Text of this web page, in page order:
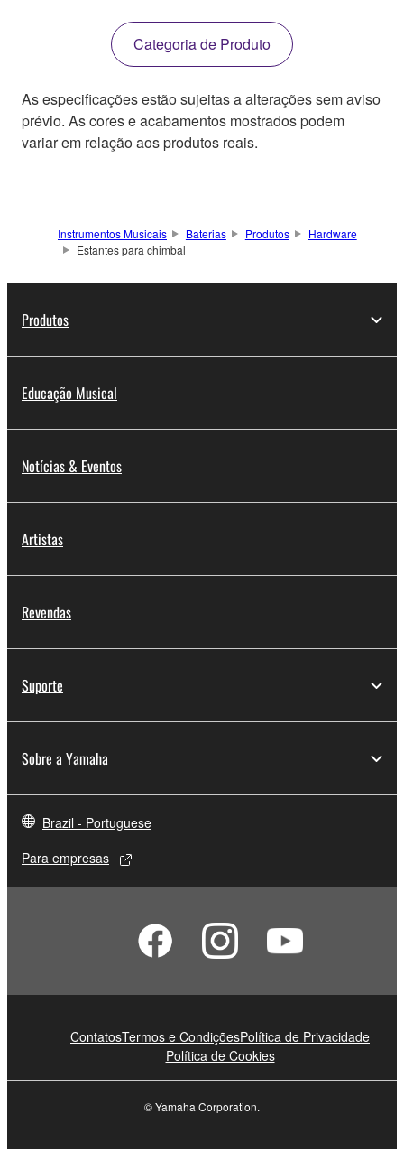
Categoria de Produto
As especificações estão sujeitas a alterações sem aviso
prévio. As cores e acabamentos mostrados podem
variar em relação aos produtos reais.
Instrumentos Musicais Baterias Produtos
Hardware
Estantes para chimbal
Produtos
Educação Musical
Notícias & Eventos
Artistas
Revendas
Suporte
Sobre a Yamaha
Brazil - Portuguese
Para empresas
ContatosTermos e CondiçõesPolítica de Privacidade
Política de Cookies
© Yamaha Corporation.